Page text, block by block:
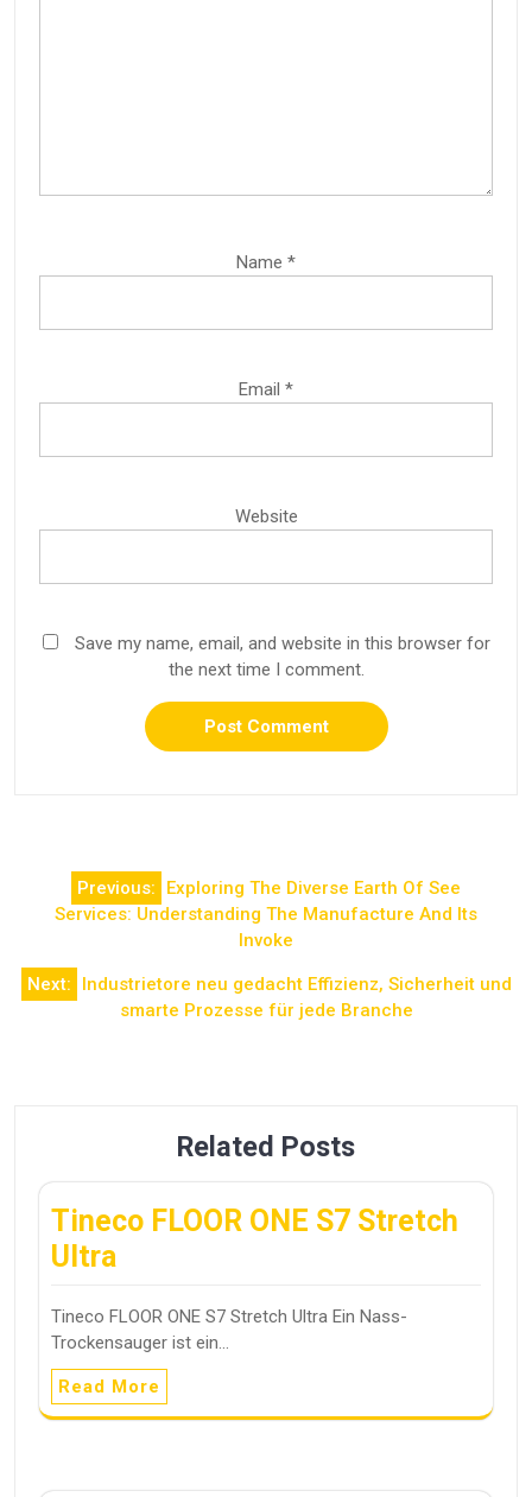
Name *
Email *
Website
Save my name, email, and website in this browser for
the next time I comment.
Post
navigation
Previous:
Exploring The Diverse Earth Of See
Services: Understanding The Manufacture And Its
Invoke
Next:
Industrietore neu gedacht Effizienz, Sicherheit und
smarte Prozesse für jede Branche
Related Posts
Tineco FLOOR ONE S7 Stretch
Ultra
Tineco FLOOR ONE S7 Stretch Ultra Ein Nass-
Trockensauger ist ein…
Read More